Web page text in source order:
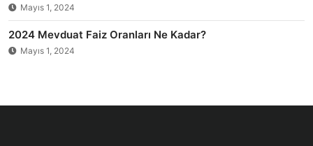
Mayıs 1, 2024
2024 Mevduat Faiz Oranları Ne Kadar?
Mayıs 1, 2024